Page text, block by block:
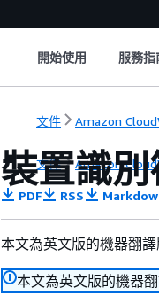
開始使用 服務指
文件 Amazon
文件 Amazon
裝置識別
PDF RSS
本文為英文版的機器翻
本文為英文版的機器